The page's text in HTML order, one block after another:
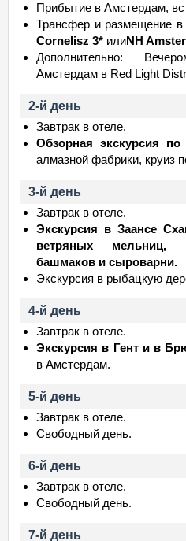
Прибытие в Амстердам,
Трансфер и размещение в
Cornelisz 3* илиNH
Дополнительно:
Амстердам в Red Light
2-й день
Завтрак в отеле.
Обзорная экскурсия по
алмазной фабрики, круиз
3-й день
Завтрак в отеле.
Экскурсия в Заансе
ветряных мельниц,
башмаков и сыроварни.
Экскурсия в рыбацкую
4-й день
Завтрак в отеле.
Экскурсия в Гент и в
в Амстердам.
5-й день
Завтрак в отеле.
Свободный день.
6-й день
Завтрак в отеле.
Свободный день.
7-й день